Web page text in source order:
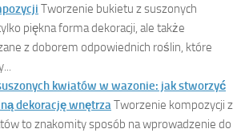
Tworzenie bukietu z suszonych
piękna forma dekoracji, ale także
z doborem odpowiednich roślin, które
kwiatów w wazonie: jak stworzyć
dekorację wnętrza Tworzenie kompozycji z
to znakomity sposób na wprowadzenie do